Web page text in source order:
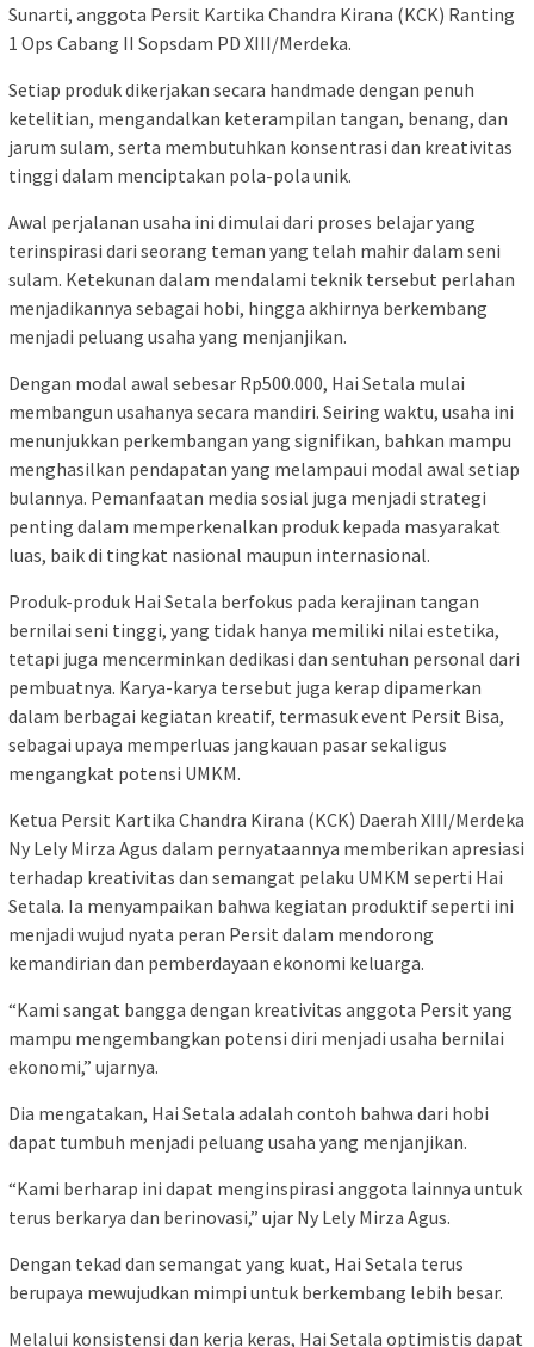
Sunarti, anggota Persit Kartika Chandra Kirana (KCK) Ranting
1 Ops Cabang II Sopsdam PD XIII/Merdeka.
Setiap produk dikerjakan secara handmade dengan penuh
ketelitian, mengandalkan keterampilan tangan, benang, dan
jarum sulam, serta membutuhkan konsentrasi dan kreativitas
tinggi dalam menciptakan pola-pola unik.
Awal perjalanan usaha ini dimulai dari proses belajar yang
terinspirasi dari seorang teman yang telah mahir dalam seni
sulam. Ketekunan dalam mendalami teknik tersebut perlahan
menjadikannya sebagai hobi, hingga akhirnya berkembang
menjadi peluang usaha yang menjanjikan.
Dengan modal awal sebesar Rp500.000, Hai Setala mulai
membangun usahanya secara mandiri. Seiring waktu, usaha ini
menunjukkan perkembangan yang signifikan, bahkan mampu
menghasilkan pendapatan yang melampaui modal awal setiap
bulannya. Pemanfaatan media sosial juga menjadi strategi
penting dalam memperkenalkan produk kepada masyarakat
luas, baik di tingkat nasional maupun internasional.
Produk-produk Hai Setala berfokus pada kerajinan tangan
bernilai seni tinggi, yang tidak hanya memiliki nilai estetika,
tetapi juga mencerminkan dedikasi dan sentuhan personal dari
pembuatnya. Karya-karya tersebut juga kerap dipamerkan
dalam berbagai kegiatan kreatif, termasuk event Persit Bisa,
sebagai upaya memperluas jangkauan pasar sekaligus
mengangkat potensi UMKM.
Ketua Persit Kartika Chandra Kirana (KCK) Daerah XIII/Merdeka
Ny Lely Mirza Agus dalam pernyataannya memberikan apresiasi
terhadap kreativitas dan semangat pelaku UMKM seperti Hai
Setala. Ia menyampaikan bahwa kegiatan produktif seperti ini
menjadi wujud nyata peran Persit dalam mendorong
kemandirian dan pemberdayaan ekonomi keluarga.
“Kami sangat bangga dengan kreativitas anggota Persit yang
mampu mengembangkan potensi diri menjadi usaha bernilai
ekonomi,” ujarnya.
Dia mengatakan, Hai Setala adalah contoh bahwa dari hobi
dapat tumbuh menjadi peluang usaha yang menjanjikan.
“Kami berharap ini dapat menginspirasi anggota lainnya untuk
terus berkarya dan berinovasi,” ujar Ny Lely Mirza Agus.
Dengan tekad dan semangat yang kuat, Hai Setala terus
berupaya mewujudkan mimpi untuk berkembang lebih besar.
Melalui konsistensi dan kerja keras, Hai Setala optimistis dapat